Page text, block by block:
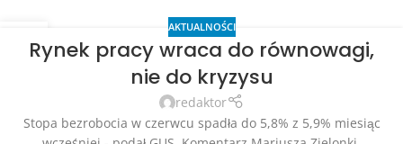
27 AKTUALNOŚCI
Rynek pracy wraca do równowagi,
nie do kryzysu
redaktor
Stopa bezrobocia w czerwcu spadła do 5,8% z 5,9% miesiąc